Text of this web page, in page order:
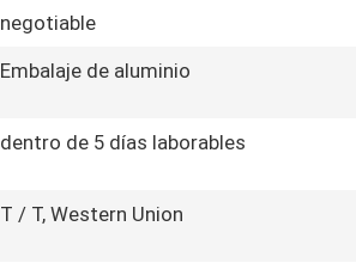
negotiable
Embalaje de aluminio
dentro de 5 días laborables
T / T, Western Union